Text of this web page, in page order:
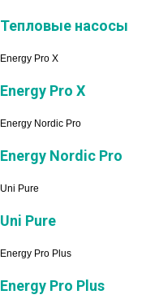
Тепловые насосы
Energy Pro X
Energy Pro X
Energy Nordic Pro
Energy Nordic Pro
Uni Pure
Uni Pure
Energy Pro Plus
Energy Pro Plus